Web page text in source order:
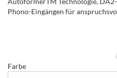
Phono-Eingängen für
Farbe